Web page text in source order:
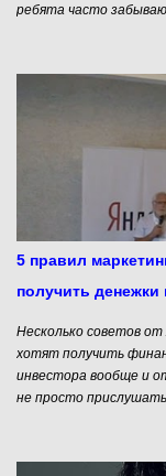
ребята часто
уже писали. Кроме
финансирования в
определенной
привлечения
Иногда привлечение
становления
этом в своем блоге
Blank) можно назвать
десятку самых
Valley Mercury News ).
5 правил
получить денежки
Несколько советов
хотят получить
инвестора вообще и
не просто